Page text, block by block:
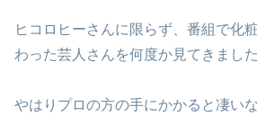
ヒコロヒーさんに限らず、番組で化
わった芸人さんを何度か見てきました
やはりプロの方の手にかかると凄い